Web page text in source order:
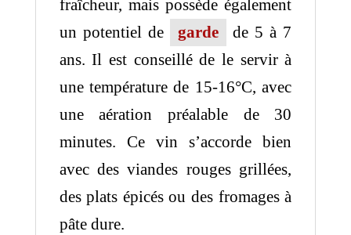
fraîcheur, mais possède également
un potentiel de
garde
de 5 à 7
ans. Il est conseillé de le servir à
une température de 15-16°C, avec
une aération préalable de 30
minutes. Ce vin s’accorde bien
avec des viandes rouges grillées,
des plats épicés ou des fromages à
pâte dure.